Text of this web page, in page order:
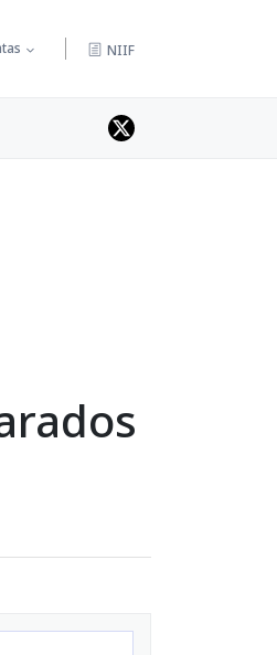
NIIF